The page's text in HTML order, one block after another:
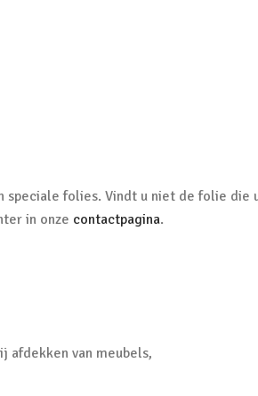
folies. Vindt u niet de folie
in onze contactpagina.
afdekken van meubels,